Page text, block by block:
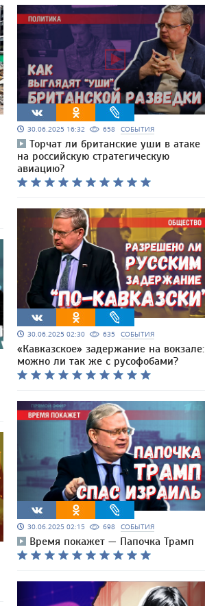
30.06.2025 16:32 658 СОБЫТИЯ
Торчат ли британские уши в атаке
на российскую стратегическую
авиацию?
30.06.2025 02:30 635 СОБЫТИЯ
«Кавказское» задержание на вокзале:
можно ли так же с русофобами?
30.06.2025 02:15 698 СОБЫТИЯ
Время покажет — Папочка Трамп